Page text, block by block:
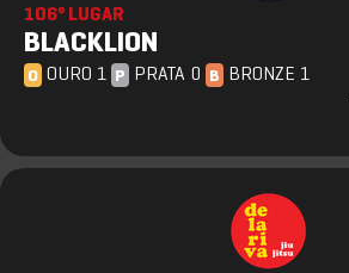
106º LUGAR
BLACKLION
O OURO 1 P PRATA 0 B BRONZE 1